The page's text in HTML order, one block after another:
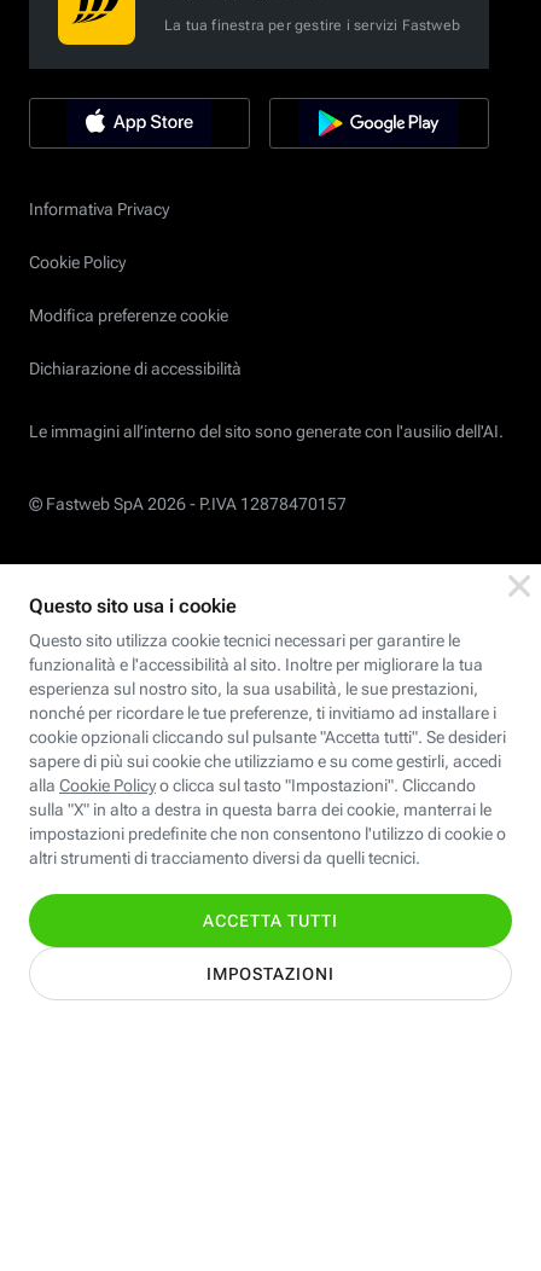
La tua finestra per gestire i servizi Fastweb
Informativa Privacy
Cookie Policy
Modifica preferenze cookie
Dichiarazione di accessibilità
Le immagini all’interno del sito sono generate con l'ausilio dell'AI.
© Fastweb SpA 2026 - P.IVA 12878470157